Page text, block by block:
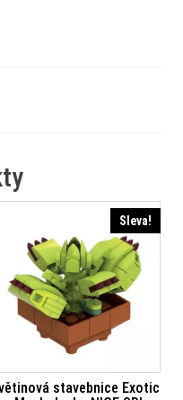
Sleva!
stavebnice Exotic